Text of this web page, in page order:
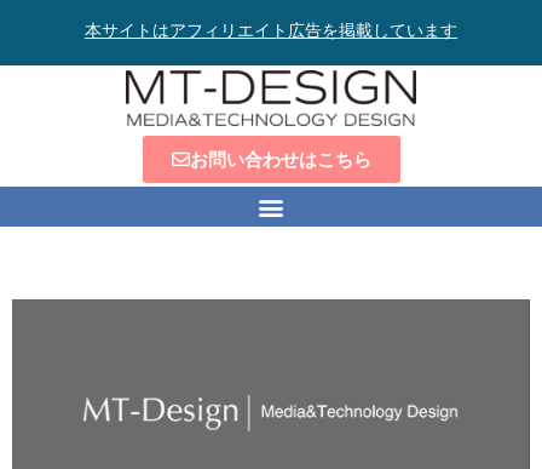
本サイトはアフィリエイト広告を掲載しています
お問い合わせはこちら